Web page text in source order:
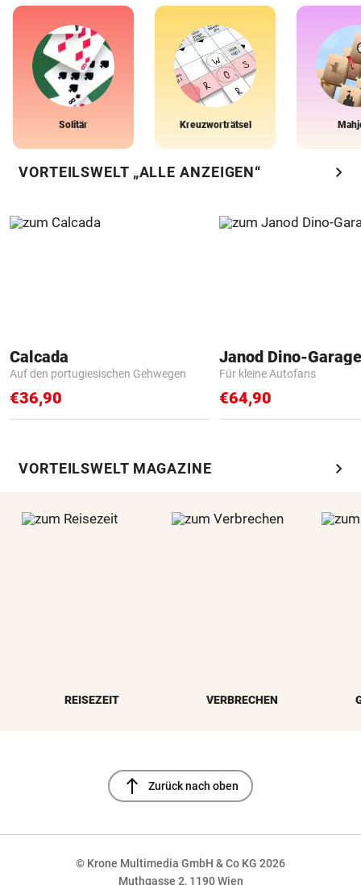
Solitär Kreuzworträtsel
VORTEILSWELT „ALLE ANZEIGEN“ chevron_right
Calcada
Auf den portugiesischen Gehwegen
€36,90
Janod Dino-Garage
Für kleine Autofans
€64,90
VORTEILSWELT MAGAZINE chevron_right
REISEZEIT VERBRECHEN
north Zurück nach oben
© Krone Multimedia GmbH & Co KG 2026
Muthgasse 2, 1190 Wien